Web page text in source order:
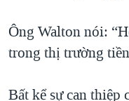
Ông Walton nói:
trong thị trường
Bất kể sự can thiệp